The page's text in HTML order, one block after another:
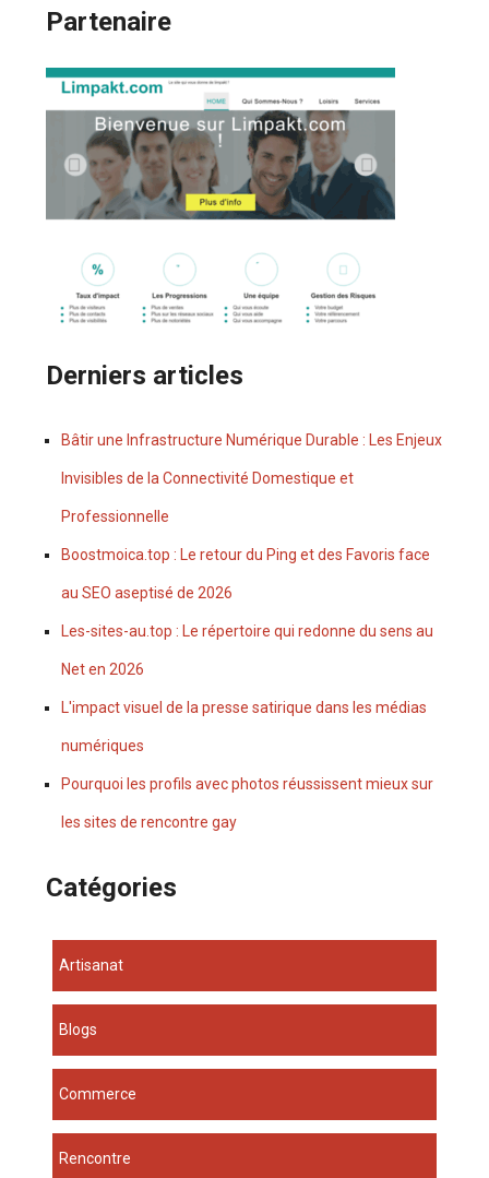
Partenaire
Derniers articles
Bâtir une Infrastructure Numérique Durable : Les Enjeux
Invisibles de la Connectivité Domestique et
Professionnelle
Boostmoica.top : Le retour du Ping et des Favoris face
au SEO aseptisé de 2026
Les-sites-au.top : Le répertoire qui redonne du sens au
Net en 2026
L'impact visuel de la presse satirique dans les médias
numériques
Pourquoi les profils avec photos réussissent mieux sur
les sites de rencontre gay
Catégories
Artisanat
Blogs
Commerce
Rencontre